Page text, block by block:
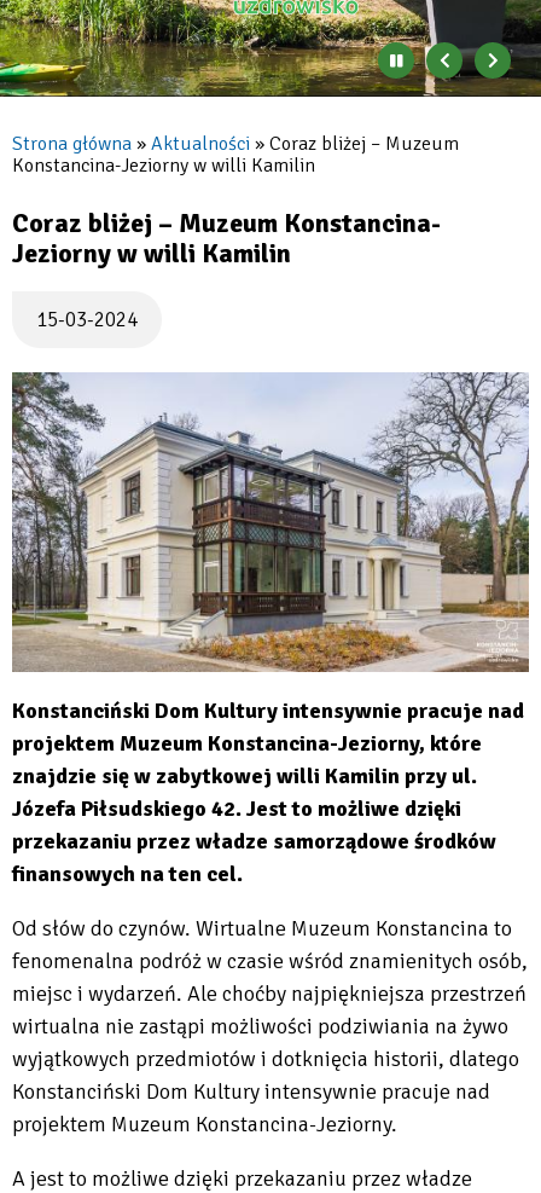
Zatrzymaj
automatyczne
się
banerów
Poprzedni
bannerbaner
Ścieżka
Strona główna Aktualności
Coraz bliżej – Muzeum
Konstancina-Jeziorny w willi Kamilin
Coraz bliżej – Muzeum Konstancina-
Jeziorny w willi Kamilin
15-03-2024
Konstanciński Dom Kultury intensywnie pracuje nad
projektem Muzeum Konstancina-Jeziorny, które
znajdzie się w zabytkowej willi Kamilin przy ul.
Józefa Piłsudskiego 42. Jest to możliwe dzięki
przekazaniu przez władze samorządowe środków
finansowych na ten cel.
Od słów do czynów. Wirtualne Muzeum Konstancina to
fenomenalna podróż w czasie wśród znamienitych osób,
miejsc i wydarzeń. Ale choćby najpiękniejsza przestrzeń
wirtualna nie zastąpi możliwości podziwiania na żywo
wyjątkowych przedmiotów i dotknięcia historii, dlatego
Konstanciński Dom Kultury intensywnie pracuje nad
projektem Muzeum Konstancina-Jeziorny.
A jest to możliwe dzięki przekazaniu przez władze